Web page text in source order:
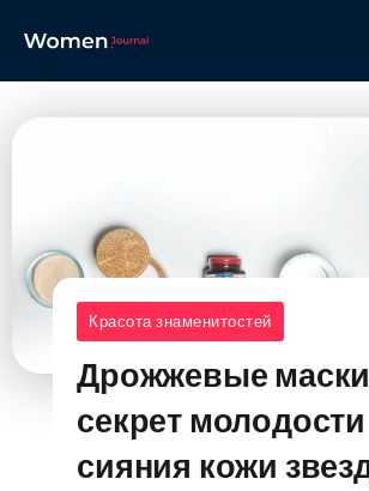
Красота знаменитостей
Дрожжевые
секрет
сияния кожи